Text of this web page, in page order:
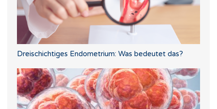
Dreischichtiges Endometrium: Was bedeutet das?